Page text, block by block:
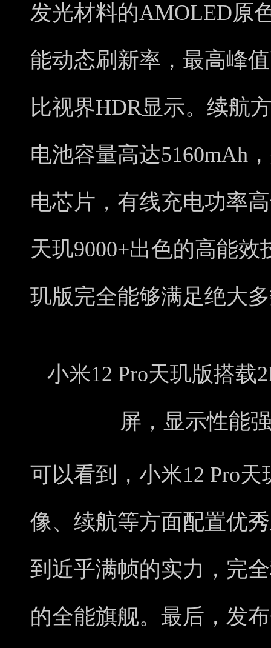
发光材料的AMOLED原
能动态刷新率，最高峰
比视界HDR显示。续航
电池容量高达5160mAh
电芯片，有线充电功率
天玑9000+出色的高能效
玑版完全能够满足绝大
小米12 Pro天玑版搭载
屏，显示性能
可以看到，小米12 Pro
像、续航等方面配置优
到近乎满帧的实力，完
的全能旗舰。最后，发